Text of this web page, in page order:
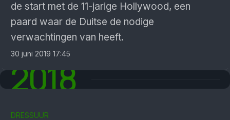
de start met de 11-jarige Hollywood, een
paard waar de Duitse de nodige
verwachtingen van heeft.
30 juni 2019 17:45
2018
DRESSUUR